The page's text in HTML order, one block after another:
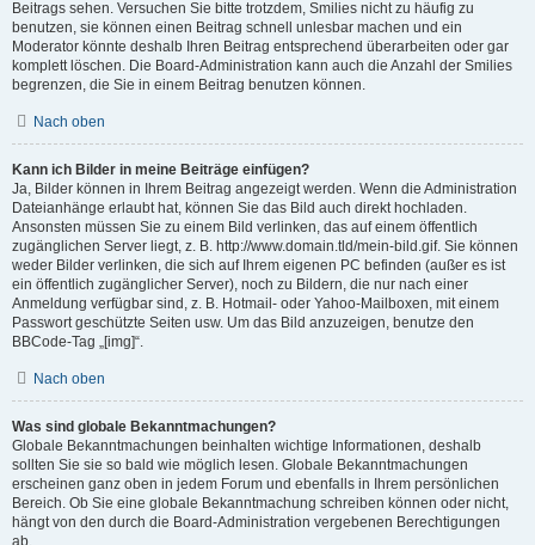
Beitrags sehen. Versuchen Sie bitte trotzdem, Smilies nicht zu häufig zu
benutzen, sie können einen Beitrag schnell unlesbar machen und ein
Moderator könnte deshalb Ihren Beitrag entsprechend überarbeiten oder gar
komplett löschen. Die Board-Administration kann auch die Anzahl der Smilies
begrenzen, die Sie in einem Beitrag benutzen können.
Nach oben
Kann ich Bilder in meine Beiträge einfügen?
Ja, Bilder können in Ihrem Beitrag angezeigt werden. Wenn die Administration
Dateianhänge erlaubt hat, können Sie das Bild auch direkt hochladen.
Ansonsten müssen Sie zu einem Bild verlinken, das auf einem öffentlich
zugänglichen Server liegt, z. B. http://www.domain.tld/mein-bild.gif. Sie können
weder Bilder verlinken, die sich auf Ihrem eigenen PC befinden (außer es ist
ein öffentlich zugänglicher Server), noch zu Bildern, die nur nach einer
Anmeldung verfügbar sind, z. B. Hotmail- oder Yahoo-Mailboxen, mit einem
Passwort geschützte Seiten usw. Um das Bild anzuzeigen, benutze den
BBCode-Tag „[img]“.
Nach oben
Was sind globale Bekanntmachungen?
Globale Bekanntmachungen beinhalten wichtige Informationen, deshalb
sollten Sie sie so bald wie möglich lesen. Globale Bekanntmachungen
erscheinen ganz oben in jedem Forum und ebenfalls in Ihrem persönlichen
Bereich. Ob Sie eine globale Bekanntmachung schreiben können oder nicht,
hängt von den durch die Board-Administration vergebenen Berechtigungen
ab.